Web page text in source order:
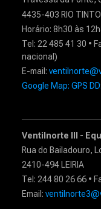
4435-403 RIO TINTO
Horário: 8h30 às
Tel: 22 485 41 30 •
nacional)
E-mail:
Google Map: GPS
Ventilnorte III -
Rua do Bailadouro,
2410-494 LEIRIA
Tel: 244 80 26 66 •
Email: